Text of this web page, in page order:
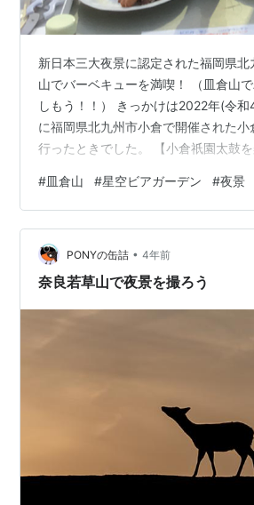
新日本三大夜景に認定された福岡県北
山でバーベキューを満喫！ （皿倉山
しもう！！） きっかけは2022年(令和
に福岡県北九州市小倉で開催された小
行ったときでした。 【小倉祇園太鼓
鼓を見たら、夜は皿倉山でバーベキ
言いました。皿倉山は北九州市八幡
ートルの山で新日本三大夜景の１つ
本三大夜景は山梨県笛吹川フルーツ公
山、北九州市皿倉山の夜景です。）綺
#皿倉山 #星空ビアガーデン #夜景
PONYの缶詰 • 4年前
奈良若草山で夜景を撮ろう